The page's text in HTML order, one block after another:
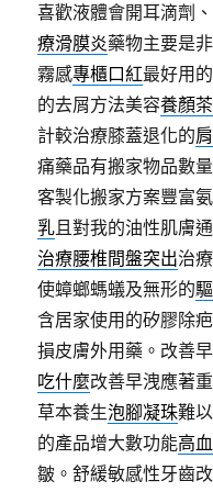
喜歡液體會開耳滴劑
療滑膜炎藥物主要是
霧感專櫃口紅最好用
的去屑方法美容養顏茶
計較治療膝蓋退化的
痛藥品有搬家物品數
客製化搬家方案豐富
乳且對我的油性肌膚
治療腰椎間盤突出治
使蟑螂螞蟻及無形的
含居家使用的矽膠除
損皮膚外用藥。改善
吃什麼改善早洩應著
草本養生泡腳凝珠難
的產品增大數功能高
皺。舒緩敏感性牙齒